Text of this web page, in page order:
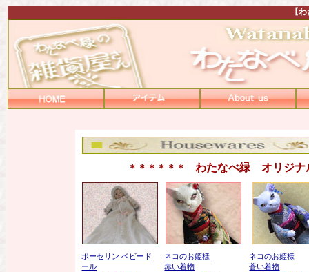
【
＊＊＊＊＊＊ わたなべ緑 オリジナ
ポーセリン ベビード
ール
ネコのお姫様
赤い着物
ネコのお姫様
蒼い着物